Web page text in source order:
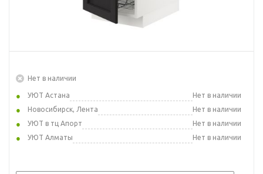
Нет в наличии
УЮТ Астана
Нет в наличии
Новосибирск, Лента
Нет в наличии
УЮТ в тц Апорт
Нет в наличии
УЮТ Алматы
Нет в наличии